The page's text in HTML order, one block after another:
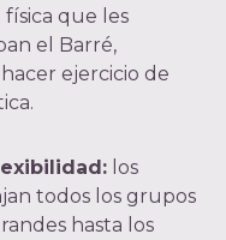
que les
el Barré,
ejercicio de
los
todos los grupos
hasta los